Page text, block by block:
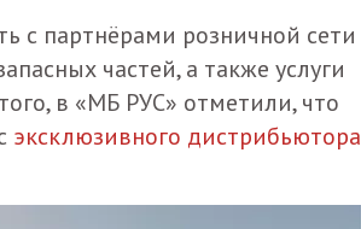
с партнёрами розничной сети
частей, а также услуги
в «МБ РУС» отметили, что
эксклюзивного дистрибьютора